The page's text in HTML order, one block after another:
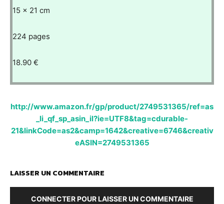
15 x 21 cm
224 pages
18.90 €
http://www.amazon.fr/gp/product/2749531365/ref=as
_li_qf_sp_asin_il?ie=UTF8&tag=cdurable-
21&linkCode=as2&camp=1642&creative=6746&creativ
eASIN=2749531365
LAISSER UN COMMENTAIRE
CONNECTER POUR LAISSER UN COMMENTAIRE